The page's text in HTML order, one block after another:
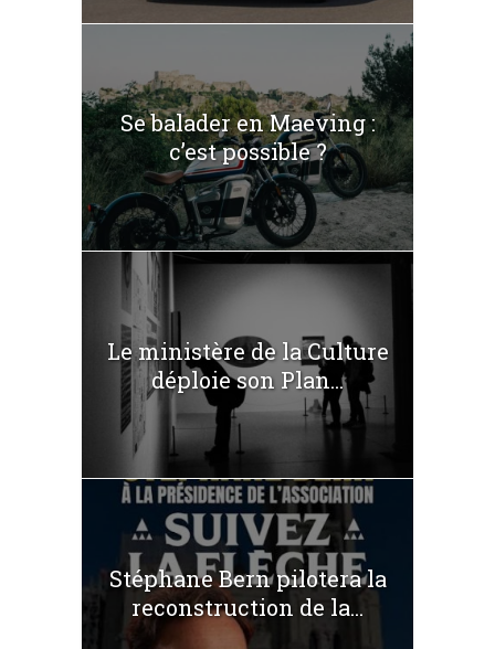
Se balader en Maeving :
c’est possible ?
Le ministère de la Culture
déploie son Plan...
Stéphane Bern pilotera la
reconstruction de la...